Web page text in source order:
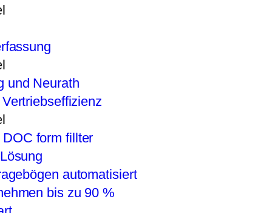
automatisiert
bis zu 90 %